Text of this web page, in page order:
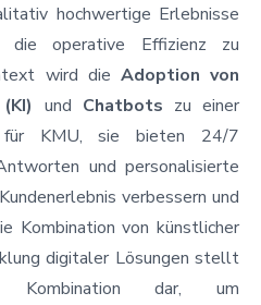
hochwertige Erlebnisse
operative Effizienz zu
wird die Adoption von
und Chatbots zu einer
für KMU, sie bieten 24/7
und personalisierte
verbessern und
Kombination von künstlicher
digitaler Lösungen stellt
Kombination dar, um